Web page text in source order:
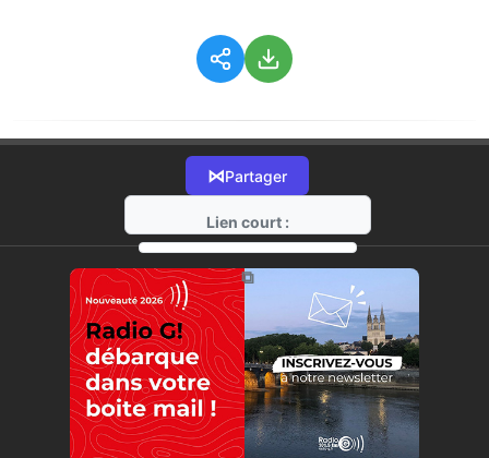
⋈Partager
Lien court :
https://radio-g.fr?21455
⧉